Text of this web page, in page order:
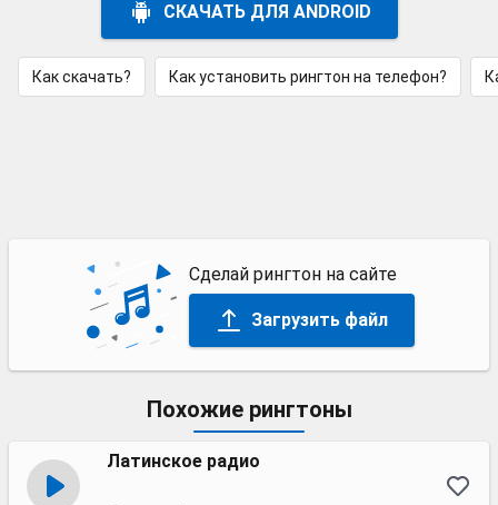
СКАЧАТЬ ДЛЯ ANDROID
Как скачать? Как установить рингтон на телефон?
Сделай рингтон на сайте
Загрузить файл
Похожие рингтоны
Латинское радио